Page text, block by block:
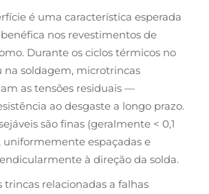
é uma característica esperada
nos revestimentos de
Durante os ciclos térmicos no
na soldagem, microtrincas
as tensões residuais —
ao desgaste a longo prazo.
são finas (geralmente < 0,1
espaçadas e
à direção da solda.
trincas relacionadas a falhas